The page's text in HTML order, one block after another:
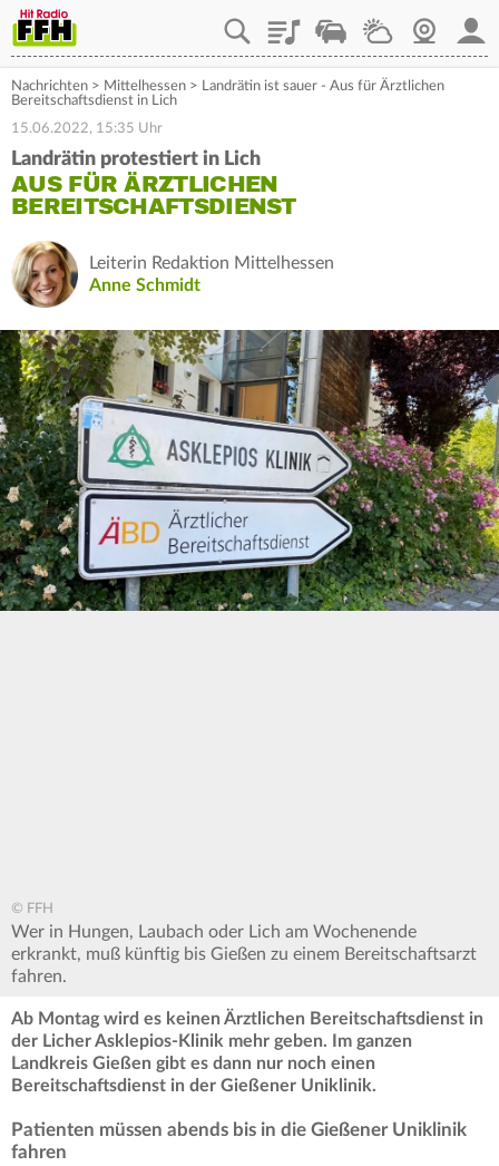
PlaylistStaupilotWetterWebcam
Nachrichten > Mittelhessen > Landrätin ist sauer - Aus für Ärztlichen
Bereitschaftsdienst in Lich
15.06.2022, 15:35 Uhr
Landrätin protestiert in Lich
AUS FÜR ÄRZTLICHEN
BEREITSCHAFTSDIENST
Leiterin Redaktion Mittelhessen
Anne Schmidt
© FFH
Wer in Hungen, Laubach oder Lich am Wochenende
erkrankt, muß künftig bis Gießen zu einem Bereitschaftsarzt
fahren.
Ab Montag wird es keinen Ärztlichen Bereitschaftsdienst in
der Licher Asklepios-Klinik mehr geben. Im ganzen
Landkreis Gießen gibt es dann nur noch einen
Bereitschaftsdienst in der Gießener Uniklinik.
Patienten müssen abends bis in die Gießener Uniklinik
fahren